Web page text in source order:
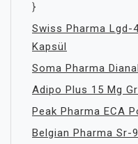
}
Swiss Pharma Lgd-
Kapsül
Soma Pharma
Adipo Plus 15 Mg
Peak Pharma ECA
Belgian Pharma Sr-